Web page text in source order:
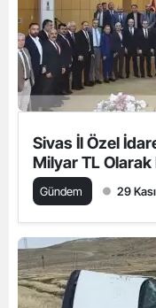
Sivas İl Özel
Milyar TL
Gündem 29